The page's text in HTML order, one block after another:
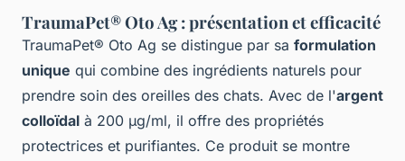
TraumaPet® Oto Ag : présentation et efficacité
TraumaPet® Oto Ag se distingue par sa formulation
unique qui combine des ingrédients naturels pour
prendre soin des oreilles des chats. Avec de l'argent
colloïdal à 200 µg/ml, il offre des propriétés
protectrices et purifiantes. Ce produit se montre